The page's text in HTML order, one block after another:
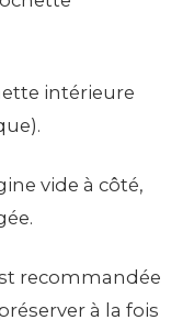
intérieure
vide à côté,
recommandée
à la fois